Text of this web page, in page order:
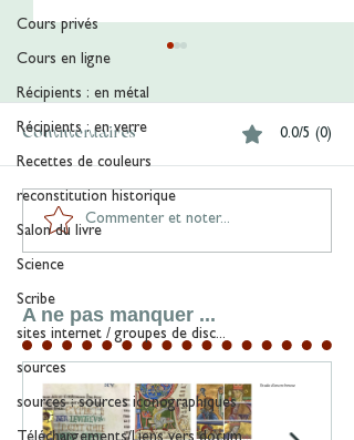
Cours privés
Cours en ligne
Récipients : en métal
Récipients : en verre
Recettes de couleurs
reconstitution historique
Salon du livre
Science
Scribe
sites internet / groupes de disc...
sources
sources : sources iconographiques
Les Cornes à couleurs
Commentaires 0.0/5 (0)
Commenter et noter...
A ne pas manquer ...